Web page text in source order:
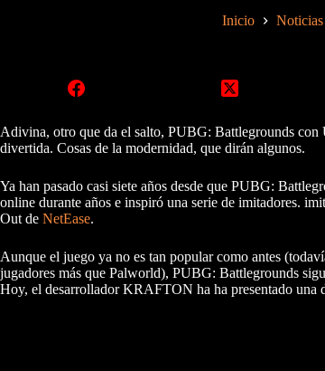
Inicio Noticias
Adivina, otro que da el salto, PUBG: Battlegrounds con
divertida. Cosas de la modernidad, que dirán algunos.
Ya han pasado casi siete años desde que PUBG:
online durante años e inspiró una serie de imitadores.
Out de NetEase.
Aunque el juego ya no es tan popular como antes
jugadores más que Palworld), PUBG: Battlegrounds
Hoy, el desarrollador KRAFTON ha ha presentado una